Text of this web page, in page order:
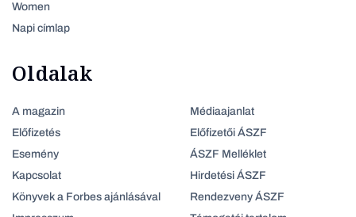
Women
Napi címlap
Oldalak
A magazin
Előfizetés
Esemény
Kapcsolat
Könyvek a Forbes ajánlásával
Médiaajanlat
Előfizetői ÁSZF
ÁSZF Melléklet
Hirdetési ÁSZF
Rendezveny ÁSZF